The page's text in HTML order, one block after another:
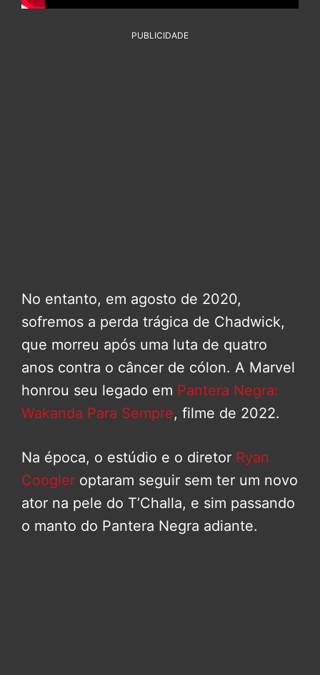
PUBLICIDADE
No entanto, em agosto de 2020,
sofremos a perda trágica de Chadwick,
que morreu após uma luta de quatro
anos contra o câncer de cólon. A Marvel
honrou seu legado em Pantera Negra:
Wakanda Para Sempre, filme de 2022.
Na época, o estúdio e o diretor Ryan
Coogler optaram seguir sem ter um novo
ator na pele do T’Challa, e sim passando
o manto do Pantera Negra adiante.